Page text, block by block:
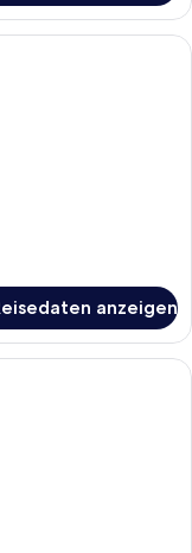
Wohnzimmer mit
anzeigen
Wohnzimmer mit